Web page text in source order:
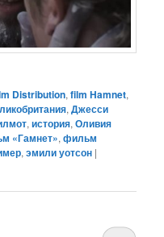
Distribution,film Hamnet,
,Джесси
,история,Оливия
«Гамнет»,фильм
,эмили уотсон |